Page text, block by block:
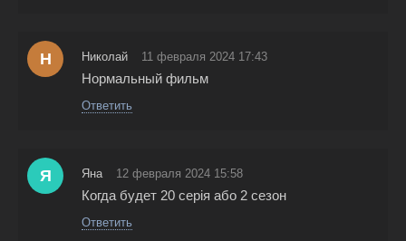
Н Николай 11 февраля 2024 17:43
Нормальный фильм
Ответить
Я Яна 12 февраля 2024 15:58
Когда будет 20 серія або 2 сезон
Ответить